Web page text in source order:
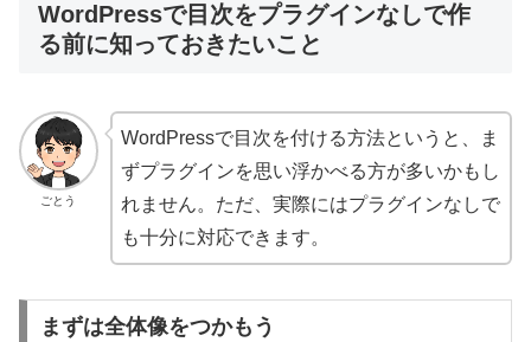
WordPressで目次をプラグインなしで作
る前に知っておきたいこと
ごとう
WordPressで目次を付ける方法というと、ま
ずプラグインを思い浮かべる方が多いかもし
れません。ただ、実際にはプラグインなしで
も十分に対応できます。
まずは全体像をつかもう